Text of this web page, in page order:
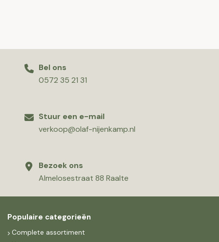
Bel ons
0572 35 21 31
Stuur een e-mail
verkoop@olaf-nijenkamp.nl
Bezoek ons
Almelosestraat 88 Raalte
Populaire categorieën
Complete assortiment